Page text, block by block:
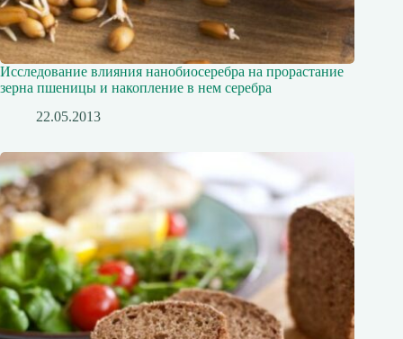
Исследование влияния нанобиосеребра на прорастание
зерна пшеницы и накопление в нем серебра
22.05.2013